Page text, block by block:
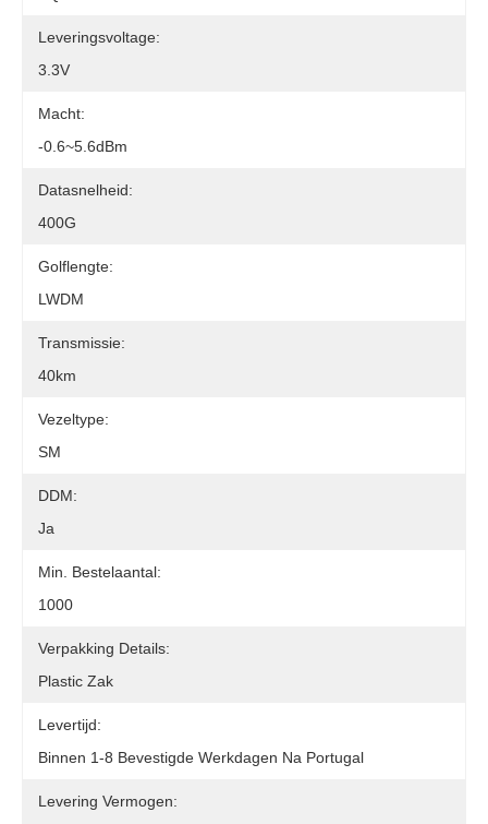
Leveringsvoltage:
3.3V
Macht:
-0.6~5.6dBm
Datasnelheid:
400G
Golflengte:
LWDM
Transmissie:
40km
Vezeltype:
SM
DDM:
Ja
Min. Bestelaantal:
1000
Verpakking Details:
Plastic Zak
Levertijd:
Binnen 1-8 Bevestigde Werkdagen Na Portugal
Levering Vermogen: